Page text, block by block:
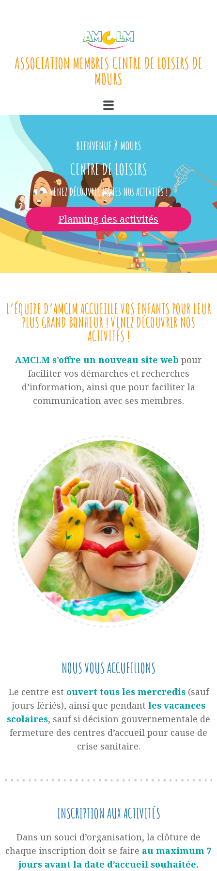
ASSOCIATION MEMBRES CENTRE DE LOISIRS DE
MOURS
BIENVENUE À MOURS
CENTRE DE LOISIRS
VENEZ DÉCOUVRIR TOUTES NOS ACTIVITÉS !
Planning des activités
L’ÉQUIPE D’AMCLM ACCUEILLE VOS ENFANTS POUR LEUR
PLUS GRAND BONHEUR ! VENEZ DÉCOUVRIR NOS
ACTIVITÉS !
AMCLM s’offre un nouveau site web pour
faciliter vos démarches et recherches
d’information, ainsi que pour faciliter la
communication avec ses membres.
NOUS VOUS ACCUEILLONS
Le centre est ouvert tous les mercredis(sauf
jours fériés), ainsi que pendant les vacances
scolaires, sauf si décision gouvernementale de
fermeture des centres d’accueil pour cause de
crise sanitaire.
INSCRIPTION AUX ACTIVITÉS
Dans un souci d’organisation, la clôture de
chaque inscription doit se faire au maximum 7
jours avant la date d’accueil souhaitée.